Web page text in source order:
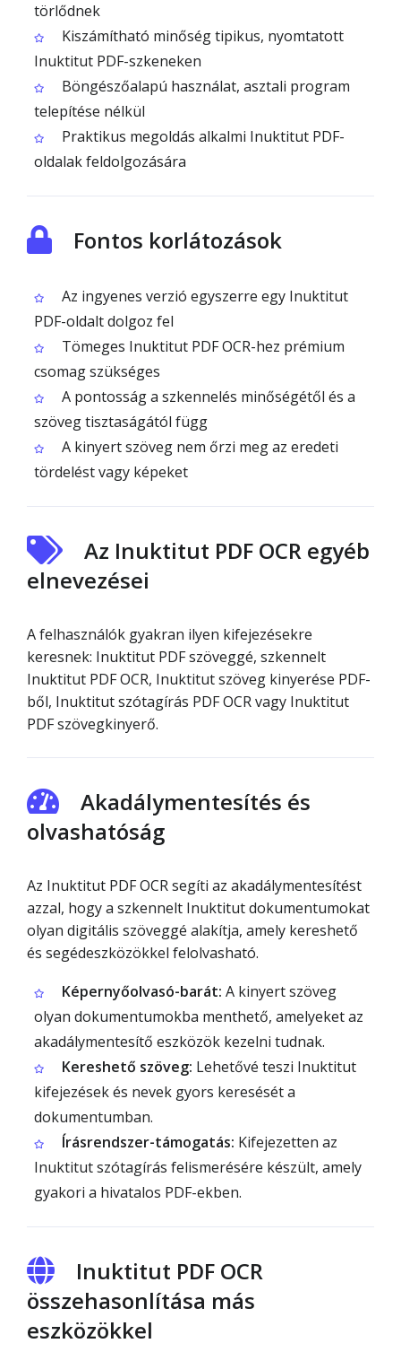
törlődnek
Kiszámítható minőség tipikus, nyomtatott
Inuktitut PDF-szkeneken
Böngészőalapú használat, asztali program
telepítése nélkül
Praktikus megoldás alkalmi Inuktitut PDF-
oldalak feldolgozására
Fontos korlátozások
Az ingyenes verzió egyszerre egy Inuktitut
PDF-oldalt dolgoz fel
Tömeges Inuktitut PDF OCR-hez prémium
csomag szükséges
A pontosság a szkennelés minőségétől és a
szöveg tisztaságától függ
A kinyert szöveg nem őrzi meg az eredeti
tördelést vagy képeket
Az Inuktitut PDF OCR egyéb
elnevezései
A felhasználók gyakran ilyen kifejezésekre
keresnek: Inuktitut PDF szöveggé, szkennelt
Inuktitut PDF OCR, Inuktitut szöveg kinyerése PDF-
ből, Inuktitut szótagírás PDF OCR vagy Inuktitut
PDF szövegkinyerő.
Akadálymentesítés és
olvashatóság
Az Inuktitut PDF OCR segíti az akadálymentesítést
azzal, hogy a szkennelt Inuktitut dokumentumokat
olyan digitális szöveggé alakítja, amely kereshető
és segédeszközökkel felolvasható.
Képernyőolvasó-barát: A kinyert szöveg
olyan dokumentumokba menthető, amelyeket az
akadálymentesítő eszközök kezelni tudnak.
Kereshető szöveg: Lehetővé teszi Inuktitut
kifejezések és nevek gyors keresését a
dokumentumban.
Írásrendszer-támogatás: Kifejezetten az
Inuktitut szótagírás felismerésére készült, amely
gyakori a hivatalos PDF-ekben.
Inuktitut PDF OCR
összehasonlítása más
eszközökkel